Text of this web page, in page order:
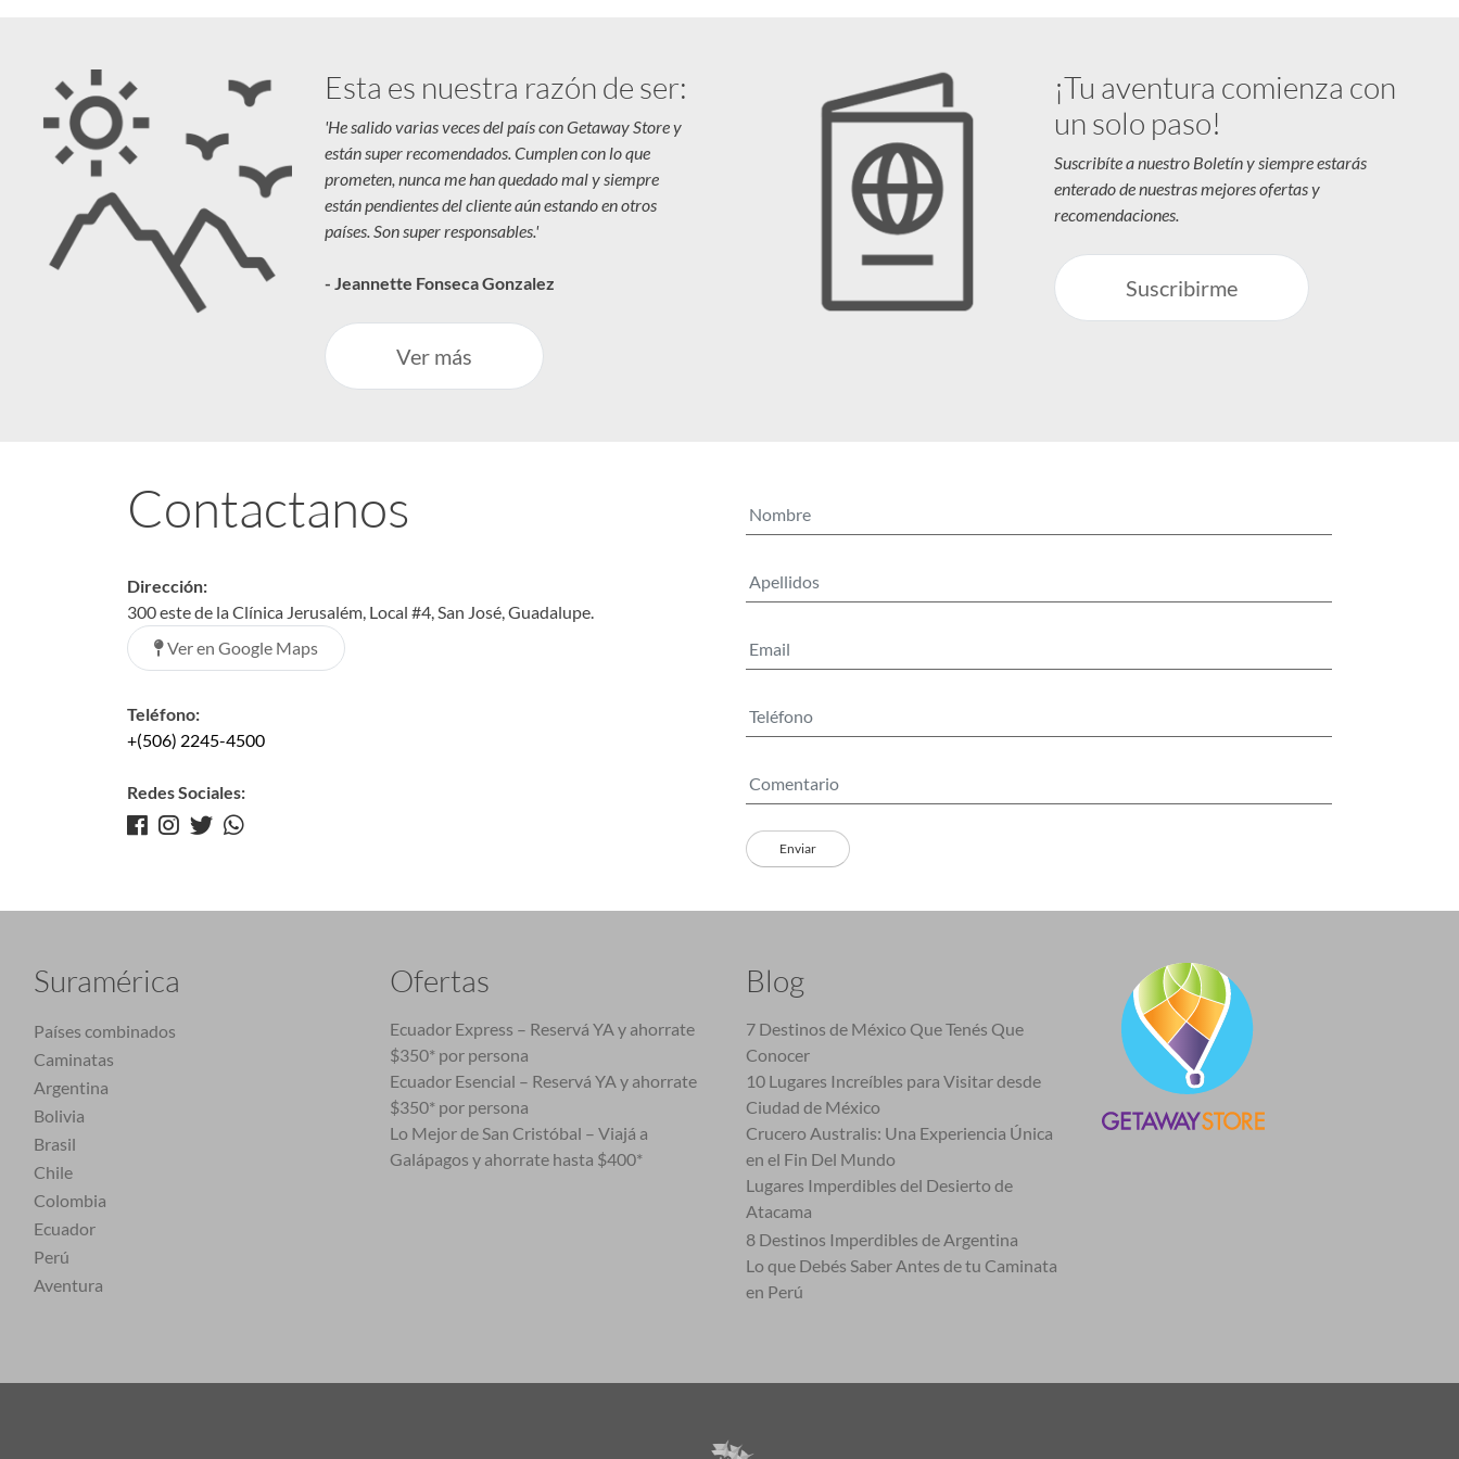
Esta es nuestra razón de ser:
'He salido varias veces del país con Getaway Store y
están super recomendados. Cumplen con lo que
prometen, nunca me han quedado mal y siempre
están pendientes del cliente aún estando en otros
países. Son super responsables.'
- Jeannette Fonseca Gonzalez
Ver más
¡Tu aventura comienza con
un solo paso!
Suscribíte a nuestro Boletín y siempre estarás
enterado de nuestras mejores ofertas y
recomendaciones.
Suscribirme
Contactanos
Dirección:
300 este de la Clínica Jerusalém, Local #4, San José, Guadalupe.
Ver en Google Maps
Teléfono:
+(506) 2245-4500
Redes Sociales:
Suramérica
Países combinados
Caminatas
Argentina
Bolivia
Brasil
Chile
Colombia
Ecuador
Perú
Aventura
Ofertas
Ecuador Express – Reservá YA y ahorrate
$350* por persona
Ecuador Esencial – Reservá YA y ahorrate
$350* por persona
Lo Mejor de San Cristóbal – Viajá a
Galápagos y ahorrate hasta $400*
Blog
7 Destinos de México Que Tenés Que
Conocer
10 Lugares Increíbles para Visitar desde
Ciudad de México
Crucero Australis: Una Experiencia Única
en el Fin Del Mundo
Lugares Imperdibles del Desierto de
Atacama
8 Destinos Imperdibles de Argentina
Lo que Debés Saber Antes de tu Caminata
en Perú